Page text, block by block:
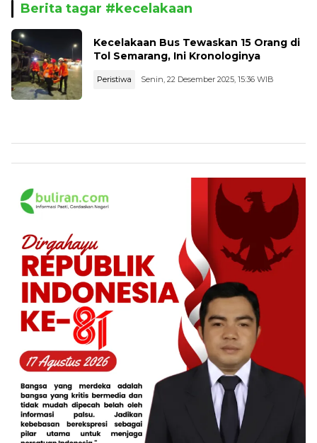
Berita tagar #kecelakaan
Kecelakaan Bus Tewaskan 15 Orang di
Tol Semarang, Ini Kronologinya
Peristiwa Senin, 22 Desember 2025, 15:36 WIB